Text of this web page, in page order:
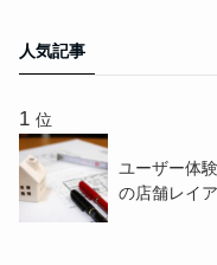
人気記事
位
ユーザー体
の店舗レイ